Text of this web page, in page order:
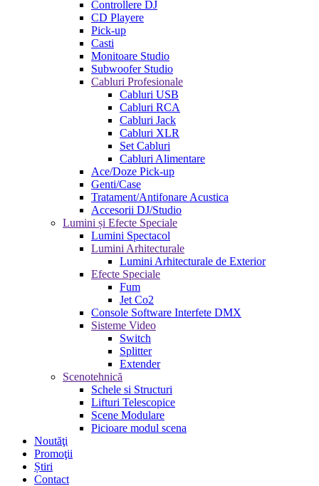
Controllere DJ
CD Playere
Pick-up
Casti
Monitoare Studio
Subwoofer Studio
Cabluri Profesionale
Cabluri USB
Cabluri RCA
Cabluri Jack
Cabluri XLR
Set Cabluri
Cabluri Alimentare
Ace/Doze Pick-up
Genti/Case
Tratament/Antifonare Acustica
Accesorii DJ/Studio
Lumini și Efecte Speciale
Lumini Spectacol
Lumini Arhitecturale
Lumini Arhitecturale de Exterior
Efecte Speciale
Fum
Jet Co2
Console Software Interfete DMX
Sisteme Video
Switch
Splitter
Extender
Scenotehnică
Schele si Structuri
Lifturi Telescopice
Scene Modulare
Picioare modul scena
Noutăţi
Promoţii
Știri
Contact